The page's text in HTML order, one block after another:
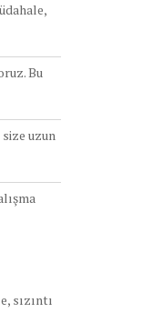
Bu
uzun
sızıntı